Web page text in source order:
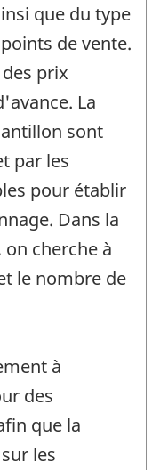
que du type
de vente.
prix
La
sont
par les
pour établir
Dans la
cherche à
le nombre de
à
des
que la
les